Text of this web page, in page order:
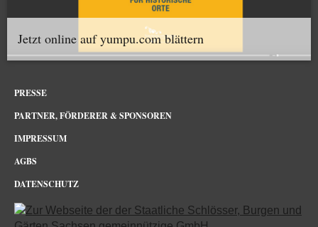
Jetzt online auf yumpu.com blättern
PRESSE
PARTNER, FÖRDERER & SPONSOREN
IMPRESSUM
AGBS
DATENSCHUTZ